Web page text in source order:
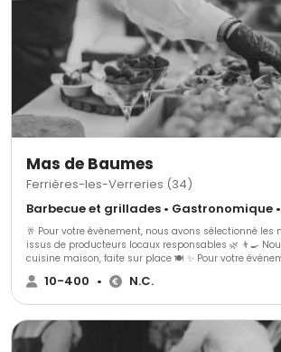
Mas de Baumes
Ferrières-les-Verreries (34)
🥂 Pour votre événement, nous avons sélectionné les
issus de producteurs locaux responsables 🌿 👨‍🍳
cuisine maison, faite sur place 🍽️ ✨ Pour votre événement, nous
proposons : 🍢 3 gammes de cocktails dînatoires 🍽️ 3 gammes de repas
assis ➕ Avec une possibilité d’options supplémentaires pour s’adapter au10-400 • N.C.